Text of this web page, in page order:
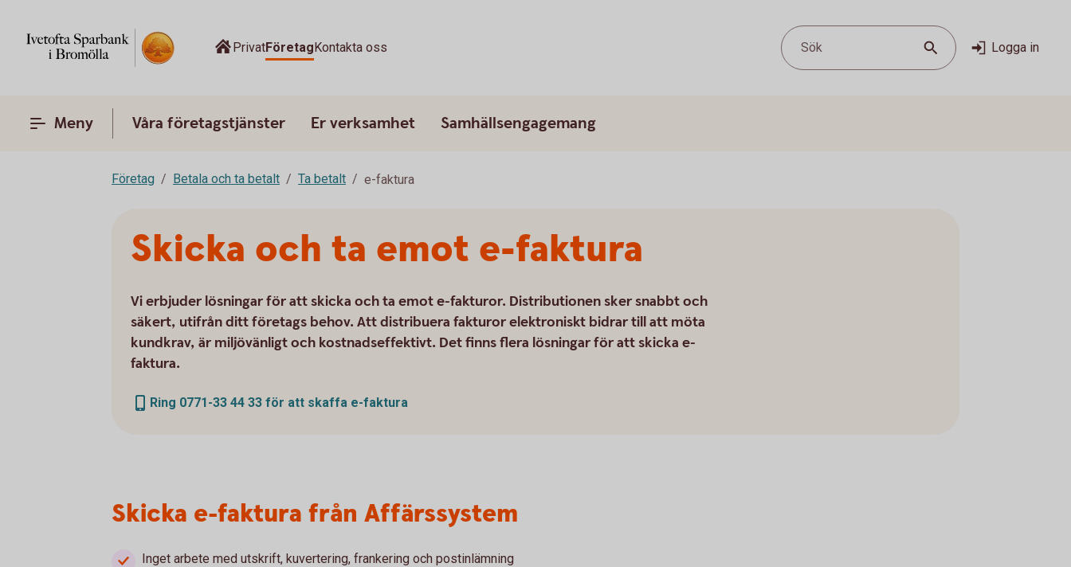
PrivatFöretagKontakta oss Sök Logga in
Meny Våra företagstjänster Er verksamhet Samhällsengagemang
Företag Betala och ta betalt Ta betalt e-faktura
Skicka och ta emot e-faktura
Vi erbjuder lösningar för att skicka och ta emot e-fakturor. Distributionen sker snabbt och
säkert, utifrån ditt företags behov. Att distribuera fakturor elektroniskt bidrar till att möta
kundkrav, är miljövänligt och kostnadseffektivt. Det finns flera lösningar för att skicka e-
faktura.
Ring 0771-33 44 33 för att skaffa e-faktura
Skicka e-faktura från Affärssystem
Inget arbete med utskrift, kuvertering, frankering och postinlämning